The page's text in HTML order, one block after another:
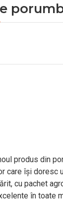
produs din
care își doresc
cu pachet
în toate